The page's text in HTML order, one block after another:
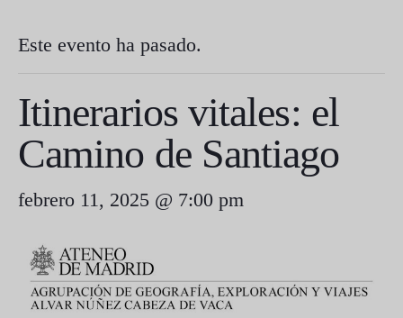
Este evento ha pasado.
Itinerarios vitales: el
Camino de Santiago
febrero 11, 2025 @ 7:00 pm